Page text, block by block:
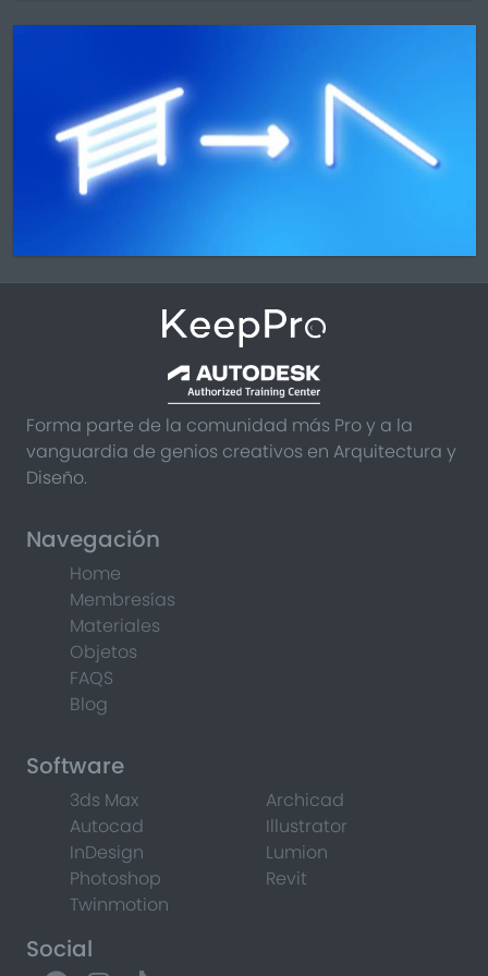
Forma parte de la comunidad más Pro y a la
vanguardia de genios creativos en Arquitectura y
Diseño.
Navegación
Home
Membresías
Materiales
Objetos
FAQS
Blog
Software
3ds Max
Archicad
Autocad
Illustrator
InDesign
Lumion
Photoshop
Revit
Twinmotion
Social